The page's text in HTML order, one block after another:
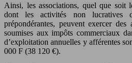
Ainsi, les associations, quel que soit
dont les activités non lucratives
prépondérantes, peuvent exercer
soumises aux impôts commerciaux
d’exploitation annuelles y afférentes
000 F (38 120 €).